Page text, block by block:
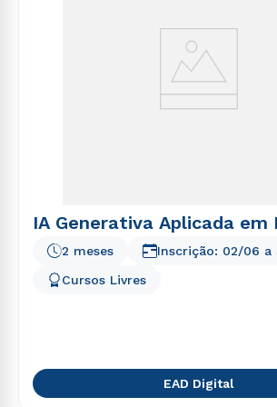
IA Generativa Aplicada
2 meses
Cursos Livres
Inscrição: 02/06 a
EAD Digital
Estou de acordo com a Política de
autorizo que meus dados sejam
envio de conteúdos da Cruzeiro do Sul.